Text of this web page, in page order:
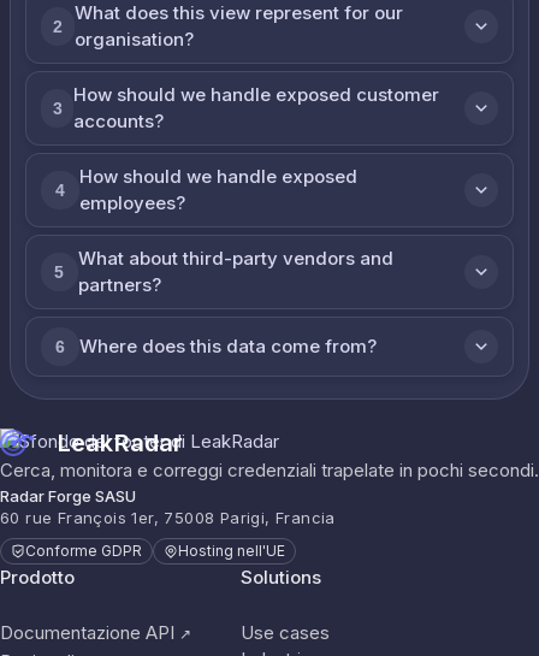
2
What does this view represent for our
organisation?
3
How should we handle exposed customer
accounts?
4
How should we handle exposed
employees?
5
What about third-party vendors and
partners?
6 Where does this data come from?
LeakRadar
Cerca, monitora e correggi credenziali trapelate in pochi secondi.
Radar Forge SASU
60 rue François 1er, 75008 Parigi, Francia
Conforme GDPR Hosting nell'UE
Prodotto
Documentazione API ↗
Solutions
Use cases